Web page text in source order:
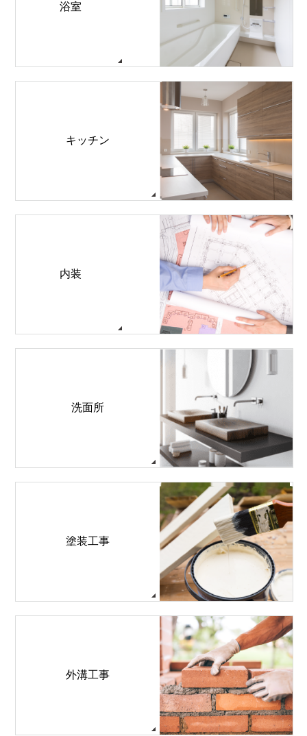
浴室
キッチン
内装
洗面所
塗装工事
外溝工事